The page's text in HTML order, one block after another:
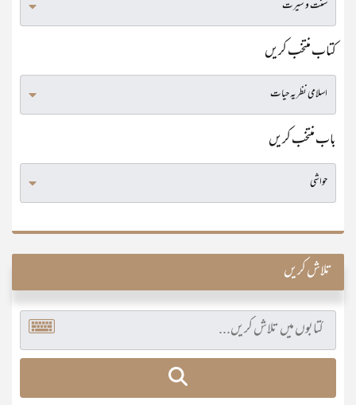
کتاب منتخب کریں
باب منتخب کریں
تلاش کریں